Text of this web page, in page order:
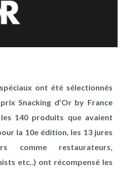
ont été sélectionnés
Snacking d’Or by France
140 produits que avaient
la 10e édition, les 13 jures
comme restaurateurs,
etc..) ont récompensé les